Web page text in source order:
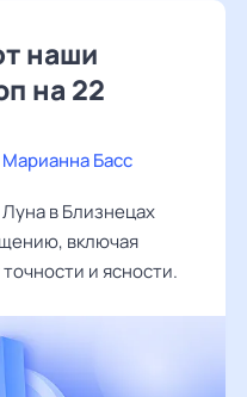
наши
на 22
Марианна Басс
в Близнецах
включая
и ясности.